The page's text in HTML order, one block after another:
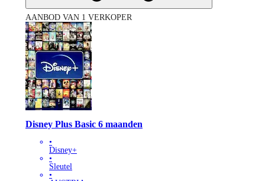
AANBOD VAN 1 VERKOPER
Disney Plus Basic 6 maanden
•
Disney+
•
Sleutel
•